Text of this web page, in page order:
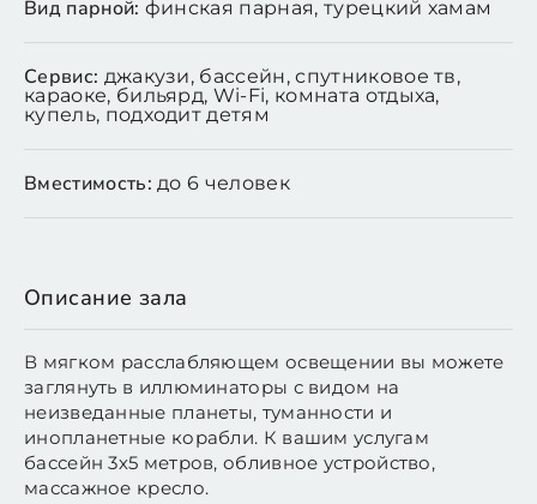
Вид парной: финская парная, турецкий хамам
Сервис: джакузи, бассейн, спутниковое тв,
караоке, бильярд, Wi-Fi, комната отдыха,
купель, подходит детям
Вместимость: до 6 человек
Описание зала
В мягком расслабляющем освещении вы можете
заглянуть в иллюминаторы с видом на
неизведанные планеты, туманности и
инопланетные корабли. К вашим услугам
бассейн 3х5 метров, обливное устройство,
массажное кресло.